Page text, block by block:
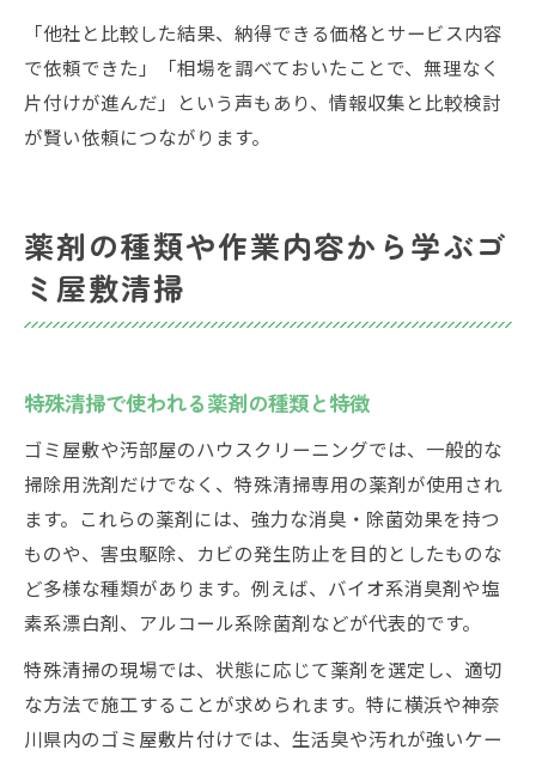
「他社と比較した結果、納得できる価格とサービス内容
で依頼できた」「相場を調べておいたことで、無理なく
片付けが進んだ」という声もあり、情報収集と比較検討
が賢い依頼につながります。
薬剤の種類や作業内容から学ぶゴ
ミ屋敷清掃
特殊清掃で使われる薬剤の種類と特徴
ゴミ屋敷や汚部屋のハウスクリーニングでは、一般的な
掃除用洗剤だけでなく、特殊清掃専用の薬剤が使用され
ます。これらの薬剤には、強力な消臭・除菌効果を持つ
ものや、害虫駆除、カビの発生防止を目的としたものな
ど多様な種類があります。例えば、バイオ系消臭剤や塩
素系漂白剤、アルコール系除菌剤などが代表的です。
特殊清掃の現場では、状態に応じて薬剤を選定し、適切
な方法で施工することが求められます。特に横浜や神奈
川県内のゴミ屋敷片付けでは、生活臭や汚れが強いケー